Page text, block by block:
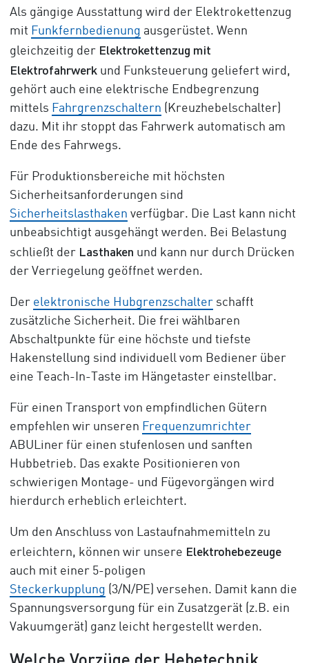
Als gängige Ausstattung wird der Elektrokettenzug
mit Funkfernbedienung ausgerüstet. Wenn
gleichzeitig der Elektrokettenzug mit
Elektrofahrwerkund Funksteuerung geliefert wird,
gehört auch eine elektrische Endbegrenzung
mittels Fahrgrenzschaltern (Kreuzhebelschalter)
dazu. Mit ihr stoppt das Fahrwerk automatisch am
Ende des Fahrwegs.
Für Produktionsbereiche mit höchsten
Sicherheitsanforderungen sind
Sicherheitslasthaken verfügbar. Die Last kann nicht
unbeabsichtigt ausgehängt werden. Bei Belastung
schließt der Lasthaken und kann nur durch Drücken
der Verriegelung geöffnet werden.
Der elektronische Hubgrenzschalterschafft
zusätzliche Sicherheit. Die frei wählbaren
Abschaltpunkte für eine höchste und tiefste
Hakenstellung sind individuell vom Bediener über
eine Teach-In-Taste im Hängetaster einstellbar.
Für einen Transport von empfindlichen Gütern
empfehlen wir unseren Frequenzumrichter
ABULiner für einen stufenlosen und sanften
Hubbetrieb. Das exakte Positionieren von
schwierigen Montage- und Fügevorgängen wird
hierdurch erheblich erleichtert.
Um den Anschluss von Lastaufnahmemitteln zu
erleichtern, können wir unsere Elektrohebezeuge
auch mit einer 5-poligen
Steckerkupplung (3/N/PE) versehen. Damit kann die
Spannungsversorgung für ein Zusatzgerät (z.B. ein
Vakuumgerät) ganz leicht hergestellt werden.
Welche Vorzüge der Hebetechnik